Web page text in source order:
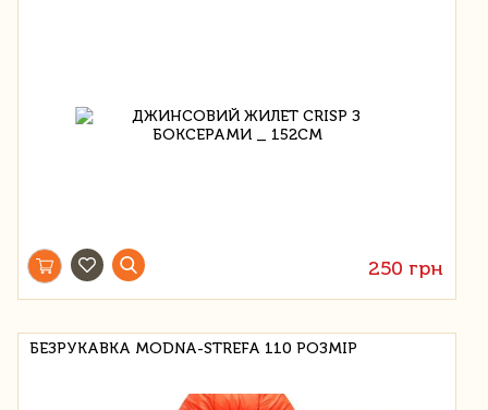
250 грн
БЕЗРУКАВКА MODNA-STREFA 110 РОЗМІР